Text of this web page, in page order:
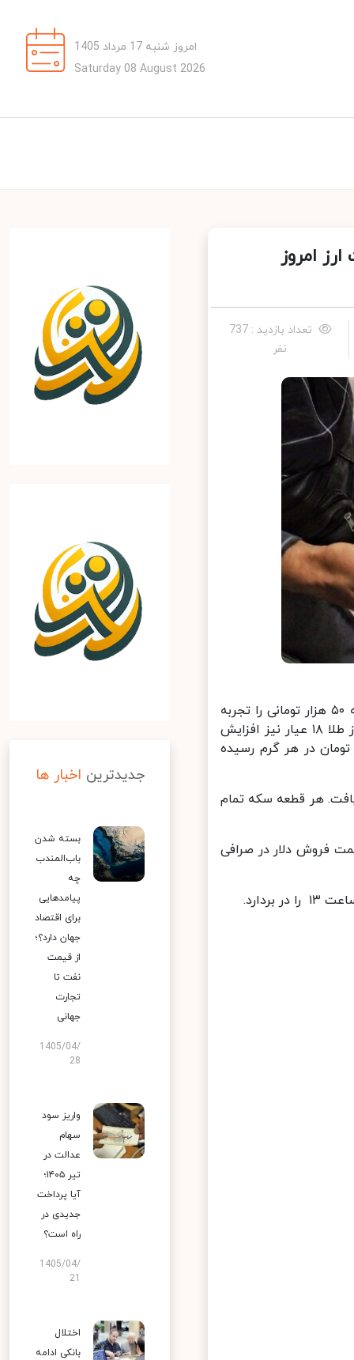
امروز شنبه 17 مرداد 1405
Saturday 08 August 2026
امروز
تعداد بازدید : 737
نفر
هر گرم طلا ۲۴ عیار امروز در بازار تهران افزایش قیمت نزدیک به ۵۰ هزار تومانی را تجربه
کرده است و به قیمت ۱ میلیون و ۴۸۰ هزار تومان رسیده است و هر گرم از طلا ۱۸ عیار نیز افزایش
تجربه کرده است و به قیمت ۱ میلیون و ۱۱۰ هزار تومان در هر گرم رسیده
هزار تومان افزایش یافت. هر قطعه سکه تمام
بالا رفت. امروز قیمت فروش دلار در صرافی
جدیدترین اخبار ها
بسته شدن
باب‌المندب
چه
پیامدهایی
برای اقتصاد
جهان دارد؟؛
از قیمت
نفت تا
تجارت
جهانی
1405/04/
28
واریز سود
سهام
عدالت در
تیر ۱۴۰۵؛
آیا پرداخت
جدیدی در
راه است؟
1405/04/
اختلال
بانکی ادامه